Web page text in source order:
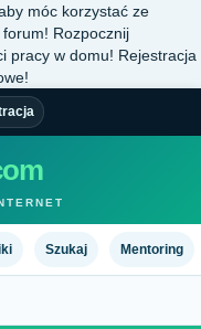
móc korzystać ze
Rozpocznij
pracy w domu! Rejestracja
Szukaj Mentoring